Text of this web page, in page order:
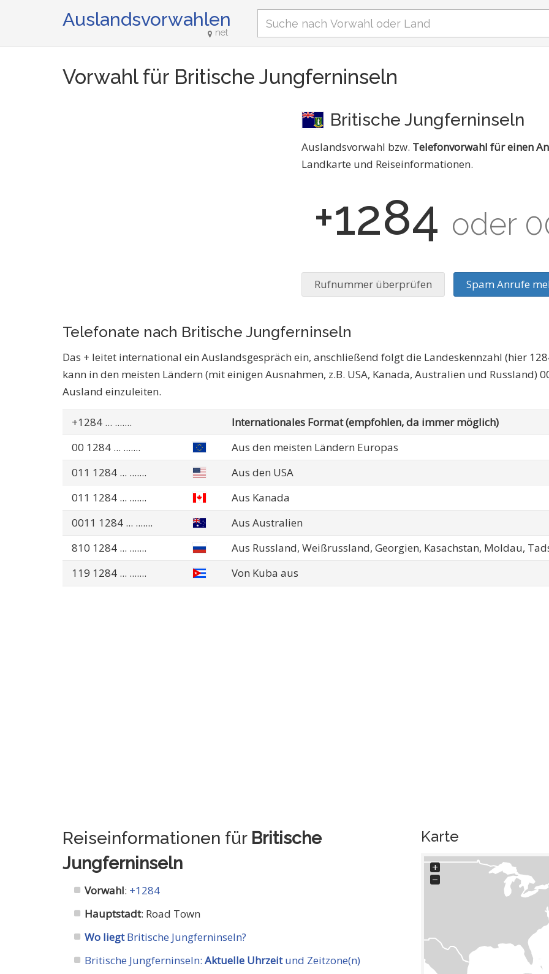
Auslandsvorwahlen
net
Vorwahl für Britische Jungferninseln
Britische Jungferninseln
Auslandsvorwahl bzw. Telefonvorwahl für einen
Landkarte und Reiseinformationen.
+1284 oder
Rufnummer überprüfen Spam Anrufe
Telefonate nach Britische Jungferninseln
Das + leitet international ein Auslandsgespräch ein, anschließend folgt die Landeskennzahl (hier
kann in den meisten Ländern (mit einigen Ausnahmen, z.B. USA, Kanada, Australien und Russland)
Ausland einzuleiten.
+1284 ... .......
Internationales Format (empfohlen, da immer möglich)
00 1284 ... .......
Aus den meisten Ländern Europas
011 1284 ... .......
Aus den USA
011 1284 ... .......
Aus Kanada
0011 1284 ... .......
Aus Australien
810 1284 ... .......
Aus Russland, Weißrussland, Georgien, Kasachstan, Moldau,
119 1284 ... ....... Von Kuba aus
Reiseinformationen für Britische
Jungferninseln
Vorwahl: +1284
Hauptstadt: Road Town
Wo liegtBritische Jungferninseln?
Britische Jungferninseln:Aktuelle Uhrzeitund Zeitzone(n)
Karte
+
−